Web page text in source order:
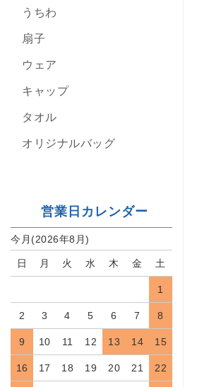
うちわ
扇子
ウェア
キャップ
タオル
オリジナルバッグ
営業日カレンダー
今月(2026年8月)
日 月 火 水 木 金 土
1
2 3 4 5 6 7 8
9 10 11 12 13 14 15
16 17 18 19 20 21 22